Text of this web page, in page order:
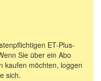
ET-Plus-
Sie über ein Abo
kaufen möchten, loggen
sich.